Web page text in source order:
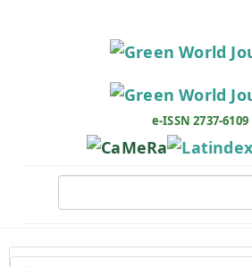
i
e-ISSN 2737-6109